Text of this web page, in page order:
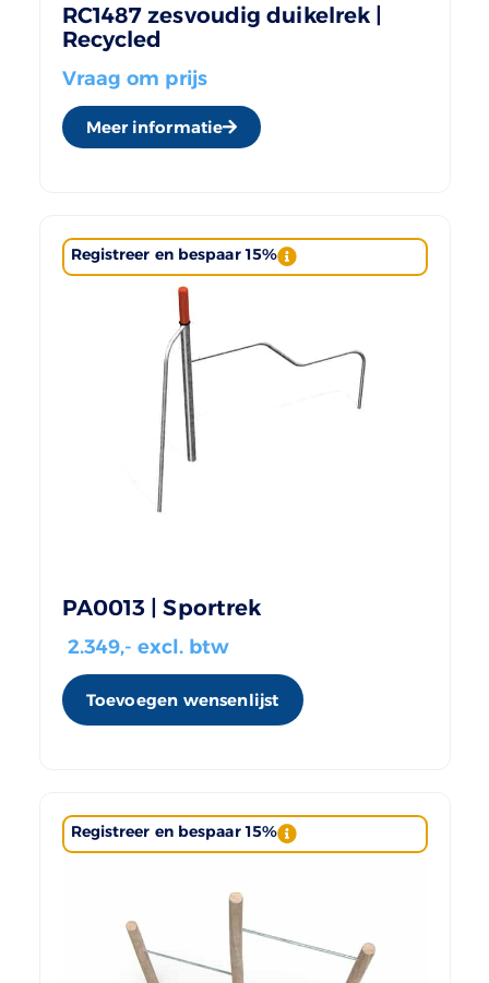
RC1487 zesvoudig duikelrek |
Recycled
Vraag om prijs
Meer informatie
Registreer en bespaar 15%
PA0013 | Sportrek
2.349,- excl. btw
Toevoegen wensenlijst
Registreer en bespaar 15%